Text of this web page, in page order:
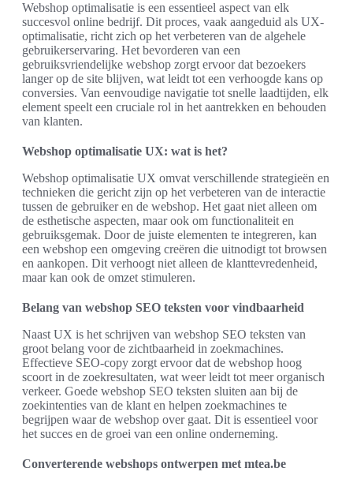
Webshop optimalisatie is een essentieel aspect van elk
succesvol online bedrijf. Dit proces, vaak aangeduid als UX-
optimalisatie, richt zich op het verbeteren van de algehele
gebruikerservaring. Het bevorderen van een
gebruiksvriendelijke webshop zorgt ervoor dat bezoekers
langer op de site blijven, wat leidt tot een verhoogde kans op
conversies. Van eenvoudige navigatie tot snelle laadtijden, elk
element speelt een cruciale rol in het aantrekken en behouden
van klanten.
Webshop optimalisatie UX: wat is het?
Webshop optimalisatie UX omvat verschillende strategieën en
technieken die gericht zijn op het verbeteren van de interactie
tussen de gebruiker en de webshop. Het gaat niet alleen om
de esthetische aspecten, maar ook om functionaliteit en
gebruiksgemak. Door de juiste elementen te integreren, kan
een webshop een omgeving creëren die uitnodigt tot browsen
en aankopen. Dit verhoogt niet alleen de klanttevredenheid,
maar kan ook de omzet stimuleren.
Belang van webshop SEO teksten voor vindbaarheid
Naast UX is het schrijven van webshop SEO teksten van
groot belang voor de zichtbaarheid in zoekmachines.
Effectieve SEO-copy zorgt ervoor dat de webshop hoog
scoort in de zoekresultaten, wat weer leidt tot meer organisch
verkeer. Goede webshop SEO teksten sluiten aan bij de
zoekintenties van de klant en helpen zoekmachines te
begrijpen waar de webshop over gaat. Dit is essentieel voor
het succes en de groei van een online onderneming.
Converterende webshops ontwerpen met mtea.be